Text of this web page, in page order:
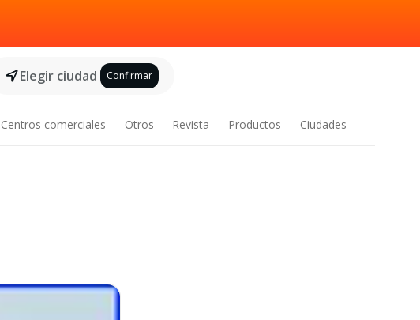
Elegir ciudad Confirmar
Centros comerciales Otros Revista Productos Ciudades